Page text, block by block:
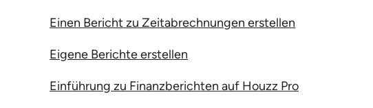
Einen Bericht zu Zeitabrechnungen erstellen
Eigene Berichte erstellen
Einführung zu Finanzberichten auf Houzz Pro